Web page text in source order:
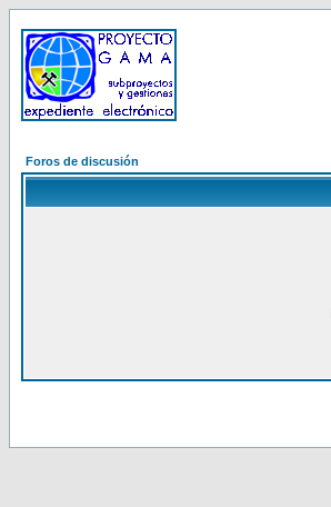
Foros de discusión